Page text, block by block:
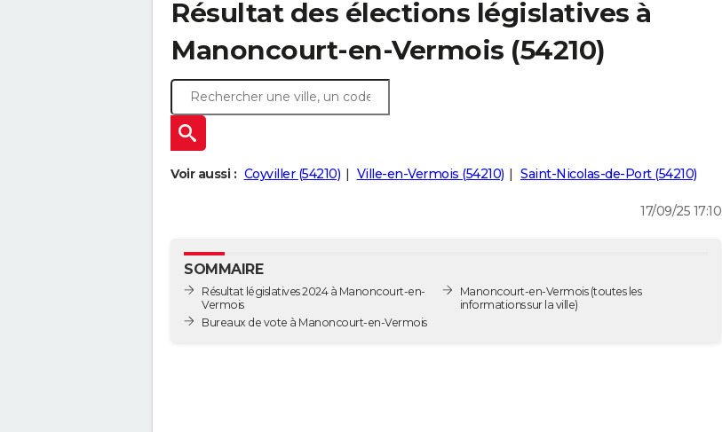
Résultat des élections législatives à
Manoncourt-en-Vermois (54210)
Voir aussi : Coyviller (54210) Ville-en-Vermois (54210) Saint-Nicolas-de-Port (54210)
17/09/25 17:10
SOMMAIRE
Résultat législatives 2024 à Manoncourt-en-
Vermois
Bureaux de vote à Manoncourt-en-Vermois
Manoncourt-en-Vermois(toutes les
informations sur la ville)